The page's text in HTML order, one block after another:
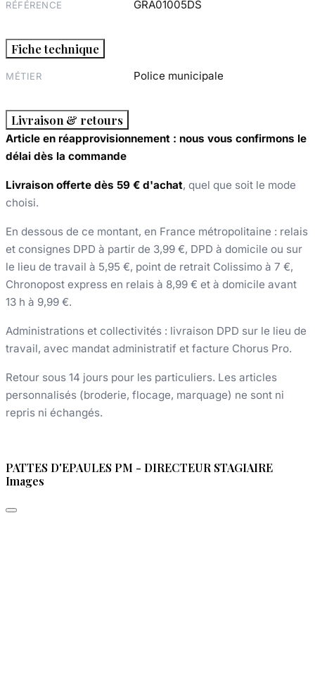
RÉFÉRENCE GRA01005DS
Fiche technique
MÉTIER Police municipale
Livraison & retours
Article en réapprovisionnement : nous vous confirmons le
délai dès la commande
Livraison offerte dès 59 € d'achat, quel que soit le mode
choisi.
En dessous de ce montant, en France métropolitaine : relais
et consignes DPD à partir de 3,99 €, DPD à domicile ou sur
le lieu de travail à 5,95 €, point de retrait Colissimo à 7 €,
Chronopost express en relais à 8,99 € et à domicile avant
13 h à 9,99 €.
Administrations et collectivités : livraison DPD sur le lieu de
travail, avec mandat administratif et facture Chorus Pro.
Retour sous 14 jours pour les particuliers. Les articles
personnalisés (broderie, flocage, marquage) ne sont ni
repris ni échangés.
PATTES D'EPAULES PM - DIRECTEUR STAGIAIRE
Images